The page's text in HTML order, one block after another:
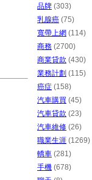
品牌 (303)
乳腺癌 (75)
寬帶上網 (114)
商務 (2700)
商業貸款 (430)
業務計劃 (115)
癌症 (158)
汽車購買 (45)
汽車貸款 (23)
汽車維修 (26)
職業生涯 (1269)
轎車 (281)
手機 (678)